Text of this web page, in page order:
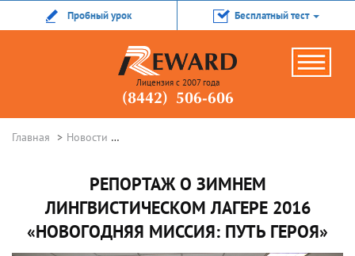
Пробный урок Бесплатный тест
Лицензия с 2007 года
(8442) 506-606
Главная Новости
РЕПОРТАЖ О ЗИМНЕМ
ЛИНГВИСТИЧЕСКОМ ЛАГЕРЕ 2016
«НОВОГОДНЯЯ МИССИЯ: ПУТЬ ГЕРОЯ»